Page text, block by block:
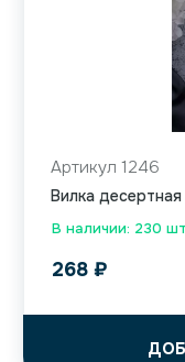
В наличии: 230
Артикул 1246
Вилка десертная
268 ₽